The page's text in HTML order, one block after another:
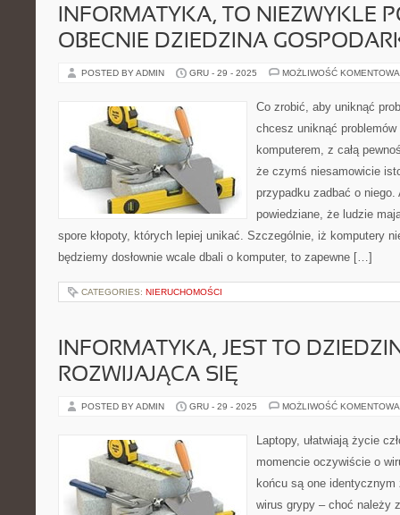
INFORMATYKA, TO NIEZWYKLE
OBECNIE DZIEDZINA
POSTED BY ADMIN GRU - 29 - 2025 MOŻLIWOŚĆ
Co zrobić, aby uniknąć
chcesz uniknąć
komputerem, z całą
że czymś niesamowicie
przypadku zadbać o niego.
powiedziane, że ludzie
spore kłopoty, których lepiej unikać. Szczególnie, iż komputery
będziemy dosłownie wcale dbali o komputer, to zapewne […]
CATEGORIES: NIERUCHOMOŚCI
INFORMATYKA, JEST TO
ROZWIJAJĄCA SIĘ
POSTED BY ADMIN GRU - 29 - 2025 MOŻLIWOŚĆ
Laptopy, ułatwiają życie
momencie oczywiście o
końcu są one identycznym
wirus grypy – choć należy